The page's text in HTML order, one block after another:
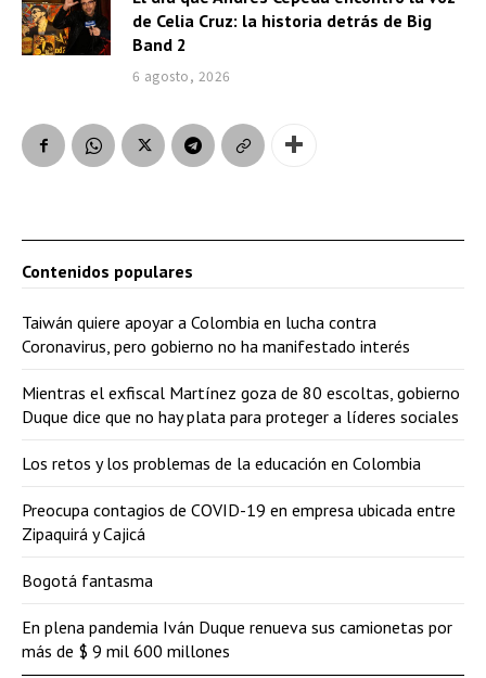
de Celia Cruz: la historia detrás de Big
Band 2
6 agosto, 2026
Contenidos populares
Taiwán quiere apoyar a Colombia en lucha contra
Coronavirus, pero gobierno no ha manifestado interés
Mientras el exfiscal Martínez goza de 80 escoltas, gobierno
Duque dice que no hay plata para proteger a líderes sociales
Los retos y los problemas de la educación en Colombia
Preocupa contagios de COVID-19 en empresa ubicada entre
Zipaquirá y Cajicá
Bogotá fantasma
En plena pandemia Iván Duque renueva sus camionetas por
más de $ 9 mil 600 millones